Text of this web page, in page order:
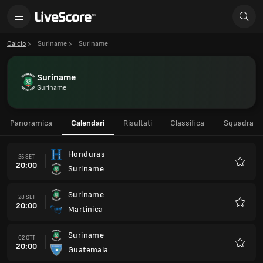
Calcio Suriname Suriname
Suriname
Suriname
Panoramica Calendari Risultati Classifica Squadra
25 SET
20:00
Honduras
Suriname
28 SET
20:00
Suriname
Martinica
02 OTT
20:00
Suriname
Guatemala